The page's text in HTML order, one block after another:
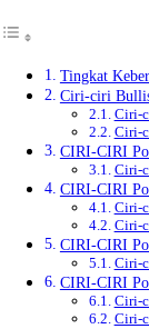
Tingkat
Ciri-ciri
Ciri-
Ciri-
CIRI-CIRI
Ciri-
CIRI-CIRI
Ciri-
Ciri-
CIRI-CIRI
Ciri-
CIRI-CIRI
Ciri-
Ciri-